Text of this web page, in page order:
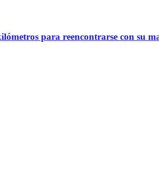
para reencontrarse con su